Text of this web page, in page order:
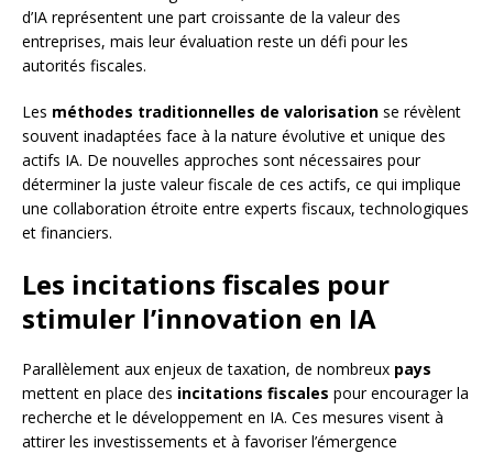
d’IA représentent une part croissante de la valeur des
entreprises, mais leur évaluation reste un défi pour les
autorités fiscales.
Les méthodes traditionnelles de valorisation se révèlent
souvent inadaptées face à la nature évolutive et unique des
actifs IA. De nouvelles approches sont nécessaires pour
déterminer la juste valeur fiscale de ces actifs, ce qui implique
une collaboration étroite entre experts fiscaux, technologiques
et financiers.
Les incitations fiscales pour
stimuler l’innovation en IA
Parallèlement aux enjeux de taxation, de nombreux pays
mettent en place des incitations fiscales pour encourager la
recherche et le développement en IA. Ces mesures visent à
attirer les investissements et à favoriser l’émergence